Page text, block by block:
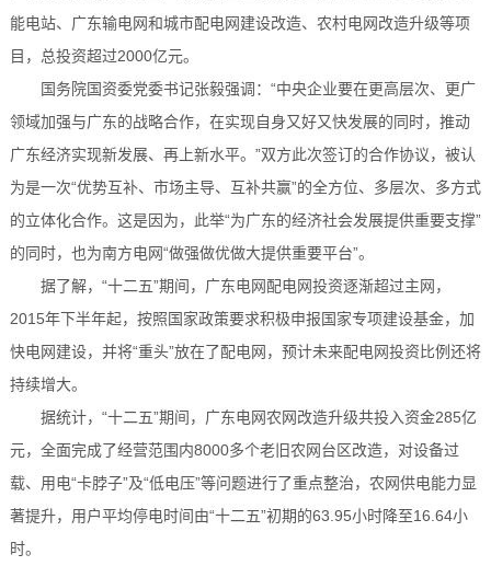
能电站、广东输电网和城市配电网建设改造、农村电网改造升级等项
目，总投资超过2000亿元。
国务院国资委党委书记张毅强调：“中央企业要在更高层次、更广
领域加强与广东的战略合作，在实现自身又好又快发展的同时，推动
广东经济实现新发展、再上新水平。”双方此次签订的合作协议，被认
为是一次“优势互补、市场主导、互补共赢”的全方位、多层次、多方式
的立体化合作。这是因为，此举“为广东的经济社会发展提供重要支撑”
的同时，也为南方电网“做强做优做大提供重要平台”。
据了解，“十二五”期间，广东电网配电网投资逐渐超过主网，
2015年下半年起，按照国家政策要求积极申报国家专项建设基金，加
快电网建设，并将“重头”放在了配电网，预计未来配电网投资比例还将
持续增大。
据统计，“十二五”期间，广东电网农网改造升级共投入资金285亿
元，全面完成了经营范围内8000多个老旧农网台区改造，对设备过
载、用电“卡脖子”及“低电压”等问题进行了重点整治，农网供电能力显
著提升，用户平均停电时间由“十二五”初期的63.95小时降至16.64小
时。